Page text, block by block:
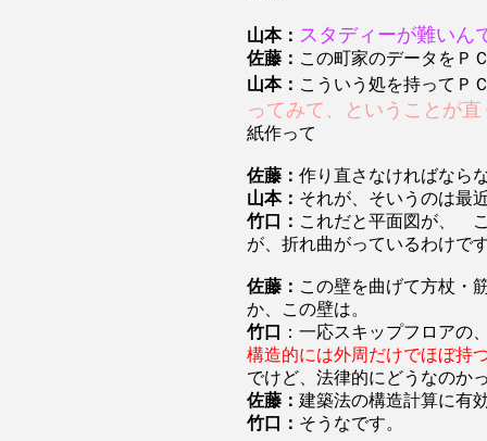
山本： スタディーが難いん
佐藤： この町家のデータをＰ
山本： こういう処を持ってＰ
ってみて、ということが
紙作って
佐藤： 作り直さなければなら
山本： それが、そいうのは最
竹口： これだと平面図が、
が、折れ曲がっているわけで
佐藤： この壁を曲げて方杖・
か、この壁は。
竹口
：一応スキップフロアの
構造的には外周だけでほぼ持
でけど、法律的にどうなのか
佐藤： 建築法の構造計算に有
竹口： そうなです。